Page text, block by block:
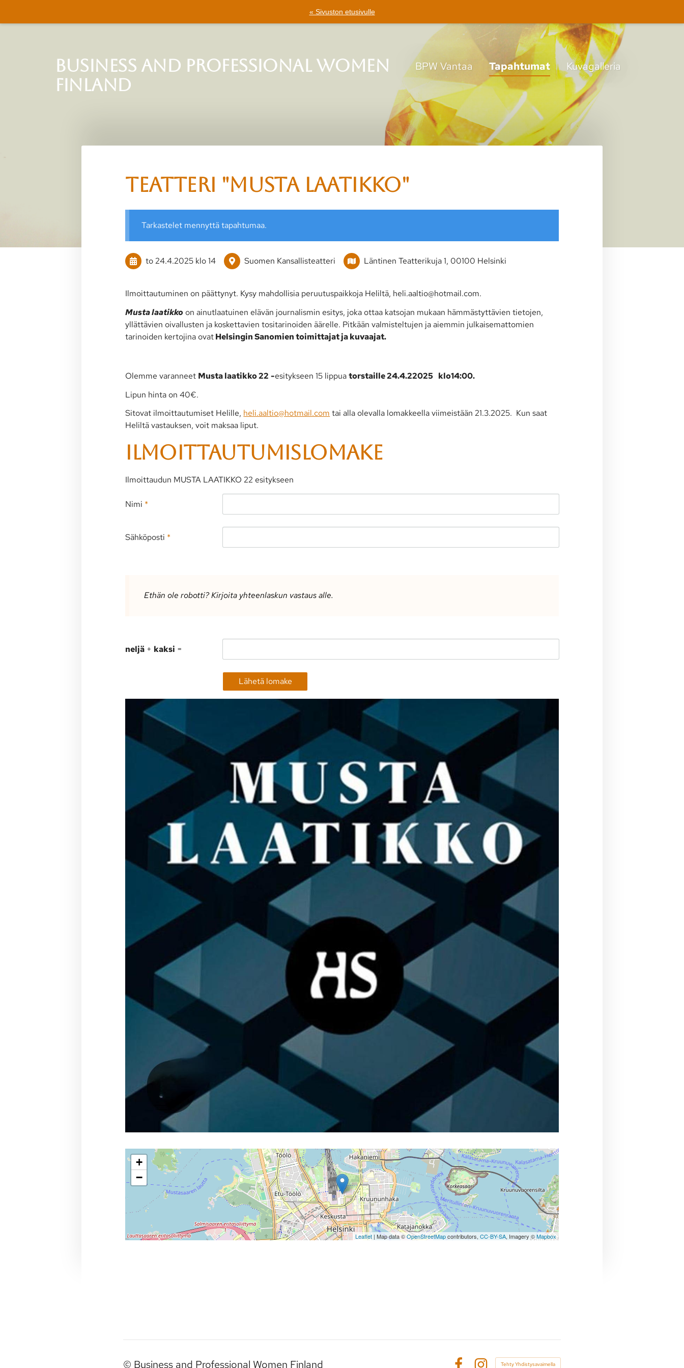
sivun
« Sivuston etusivulle
Business and Professional Women
Finland
BPW Vantaa Tapahtumat Kuvagalleria
Teatteri "Musta laatikko"
Tarkastelet mennyttä tapahtumaa.
to 24.4.2025 klo 14 Suomen Kansallisteatteri Läntinen Teatterikuja 1, 00100 Helsinki
Ilmoittautuminen on päättynyt. Kysy mahdollisia peruutuspaikkoja Heliltä, heli.aaltio@hotmail.com.
Musta laatikko on ainutlaatuinen elävän journalismin esitys, joka ottaa katsojan mukaan hämmästyttävien tietojen,
yllättävien oivallusten ja koskettavien tositarinoiden äärelle. Pitkään valmisteltujen ja aiemmin julkaisemattomien
tarinoiden kertojina ovatHelsingin Sanomien toimittajat ja kuvaajat.
Olemme varanneet Musta laatikko 22 -esitykseen 15 lippuatorstaille 24.4.22025 klo14:00.
Lipun hinta on 40€.
Sitovat ilmoittautumiset Helille, heli.aaltio@hotmail.com tai alla olevalla lomakkeella viimeistään 21.3.2025. Kun saat
Heliltä vastauksen, voit maksaa liput.
Ilmoittautumislomake
Ilmoittaudun MUSTA LAATIKKO 22 esitykseen
Nimi *
Sähköposti *
Ethän ole robotti? Kirjoita yhteenlaskun vastaus alle.
neljä + kaksi =
Lähetä lomake
+
−
Leaflet| Map data ©OpenStreetMapcontributors, CC-BY-SA, Imagery ©Mapbox
© Business and Professional Women Finland Tehty Yhdistysavaimella